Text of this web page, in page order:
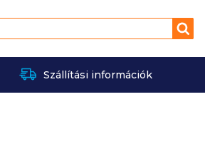
Szállítási információk